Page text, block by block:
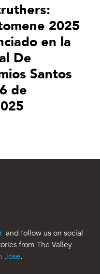
2025
en la
De
Santos
de
and follow us on social
from The Valley
Jose.